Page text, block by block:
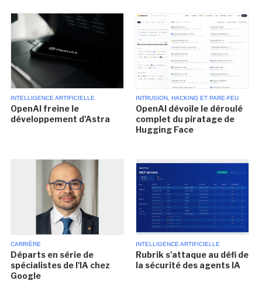
INTELLIGENCE ARTIFICIELLE
OpenAI freine le
développement d'Astra
INTRUSION, HACKING ET PARE-FEU
OpenAI dévoile le déroulé
complet du piratage de
Hugging Face
CARRIÈRE
Départs en série de
spécialistes de l'IA chez
Google
INTELLIGENCE ARTIFICIELLE
Rubrik s'attaque au défi de
la sécurité des agents IA